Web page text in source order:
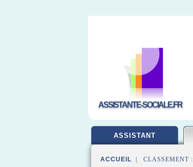
ASSISTANTE-SOCIALE.FR
ASSISTANT
ACCUEIL | CLASSEMENT :